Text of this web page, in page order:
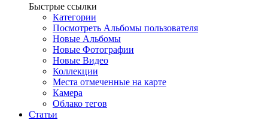
Быстрые ссылки
Категории
Посмотреть Альбомы пользователя
Новые Альбомы
Новые Фотографии
Новые Видео
Коллекции
Места отмеченные на карте
Камера
Облако тегов
Статьи